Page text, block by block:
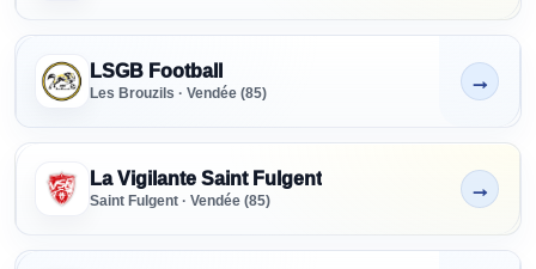
LSGB Football
Les Brouzils · Vendée (85)
Non indiqué
→
La Vigilante Saint Fulgent
Saint Fulgent · Vendée (85)
Non indiqué
→